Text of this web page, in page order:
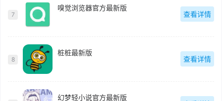
7
嗅觉浏览器官方最新版
查看详情
8
桩桩最新版
查看详情
幻梦轻小说官方最新版